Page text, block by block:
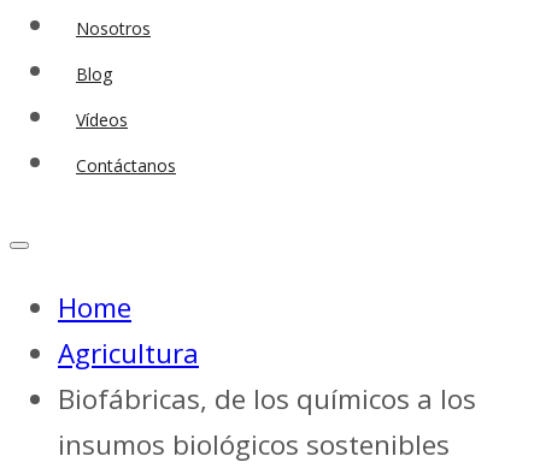
Nosotros
Blog
Vídeos
Contáctanos
Home
Agricultura
Biofábricas, de los químicos a los
insumos biológicos sostenibles